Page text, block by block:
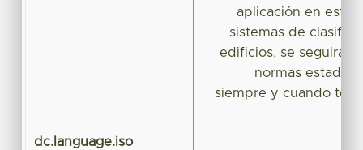
aplicación en este
sistemas de
edificios, se seguirá
normas
siempre y cuando
dc.language.iso